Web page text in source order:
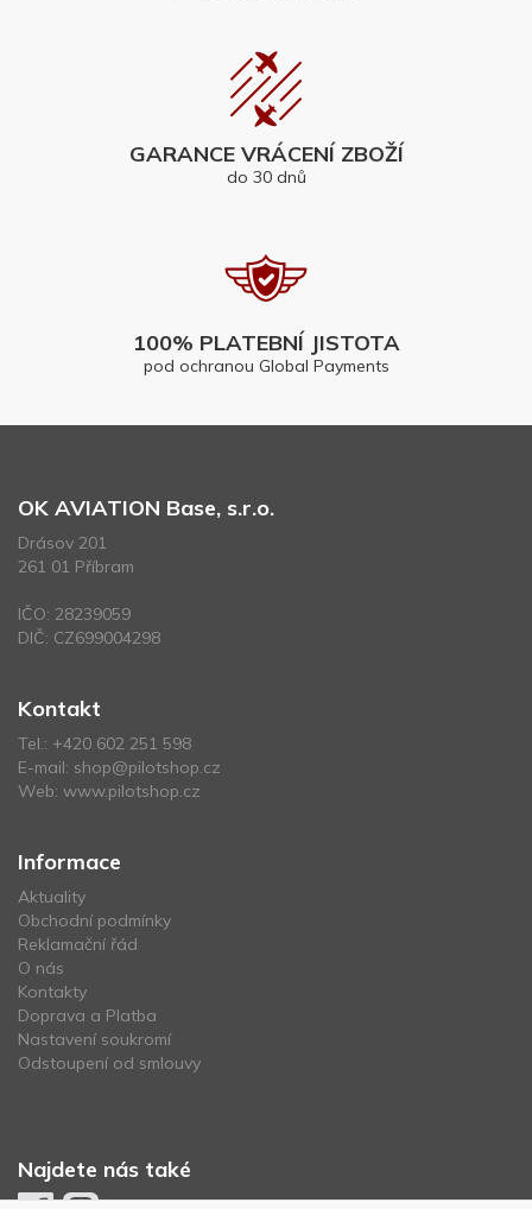
GARANCE VRÁCENÍ ZBOŽÍ
do 30 dnů
100% PLATEBNÍ JISTOTA
pod ochranou Global Payments
OK AVIATION Base, s.r.o.
Drásov 201
261 01 Příbram
IČO: 28239059
DIČ: CZ699004298
Kontakt
Tel.: +420 602 251 598
E-mail: shop@pilotshop.cz
Web: www.pilotshop.cz
Informace
Aktuality
Obchodní podmínky
Reklamační řád
O nás
Kontakty
Doprava a Platba
Nastavení soukromí
Odstoupení od smlouvy
Najdete nás také